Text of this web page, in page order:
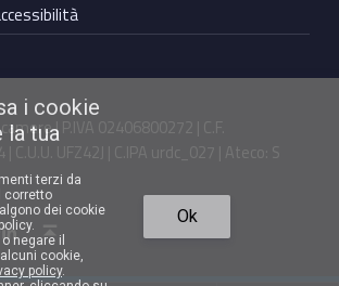
| P.IVA 02406800272 | C.F.
C.U.U. UFZ42J | C.IPA urdc_027 | Ateco: S
Veneto
Linkedin Unioncamere Veneto Torna in cima ↑
i cookie
la tua
terzi da
corretto
dei cookie
negare il
cookie,
policy.
Ok